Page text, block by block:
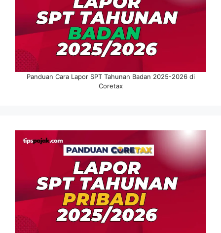
Panduan Cara Lapor SPT Tahunan Badan 2025-2026 di
Coretax